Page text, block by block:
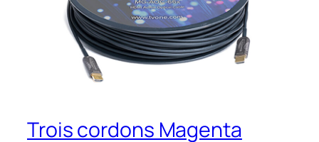
Trois cordons Magenta